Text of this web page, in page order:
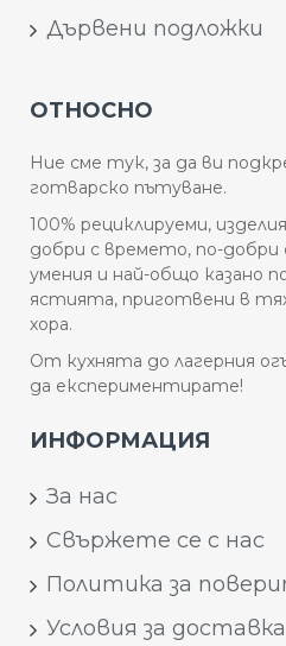
Дървени подложки
ОТНОСНО
Ние сме тук, за да ви
готварско пътуване.
100% рециклируеми,
добри с времето, по-добри
умения и най-общо казано
ястията, приготвени в
хора.
От кухнята до лагерния
да експериментирате!
ИНФОРМАЦИЯ
За нас
Свържете се с нас
Политика за
Условия за доставка